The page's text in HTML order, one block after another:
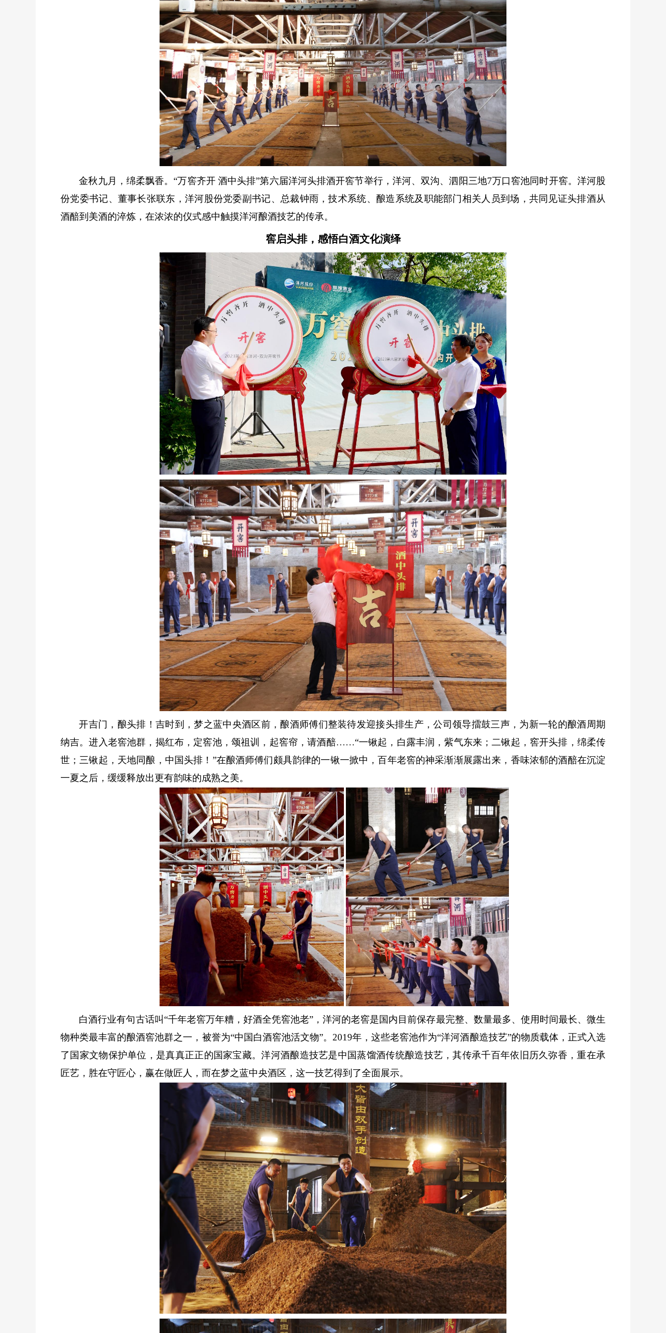
金秋九月，绵柔飘香。 “万窖齐开 酒中头排”第六届洋河头排酒开窖节举行，洋河、双沟、泗阳三地7万口窖池同时开窖。洋河股
份党委书记、董事长张联东，洋河股份党委副书记、总裁钟雨，技术系统、酿造系统及职能部门相关人员到场，共同见证头排酒从
酒醅到美酒的淬炼，在浓浓的仪式感中触摸洋河酿酒技艺的传承。
窖启头排，感悟白酒文化演绎
开吉门，酿头排！吉时到，梦之蓝中央酒区前，酿酒师傅们整装待发迎接头排生产，公司领导擂鼓三声，为新一轮的酿酒周期
纳吉。进入老窖池群，揭红布，定窖池，颂祖训，起窖帘，请酒醅……“一锹起，白露丰润，紫气东来；二锹起，窖开头排，绵柔传
世；三锹起，天地同酿，中国头排！”在酿酒师傅们颇具韵律的一锹一掀中，百年老窖的神采渐渐展露出来，香味浓郁的酒醅在沉淀
一夏之后，缓缓释放出更有韵味的成熟之美。
白酒行业有句古话叫 “千年老窖万年糟，好酒全凭窖池老”，洋河的老窖是国内目前保存最完整、数量最多、使用时间最长、微生
物种类最丰富的酿酒窖池群之一，被誉为“中国白酒窖池活文物”。2019年，这些老窖池作为“洋河酒酿造技艺”的物质载体，正式入选
了国家文物保护单位，是真真正正的国家宝藏。洋河酒酿造技艺是中国蒸馏酒传统酿造技艺，其传承千百年依旧历久弥香，重在承
匠艺，胜在守匠心，赢在做匠人，而在梦之蓝中央酒区，这一技艺得到了全面展示。